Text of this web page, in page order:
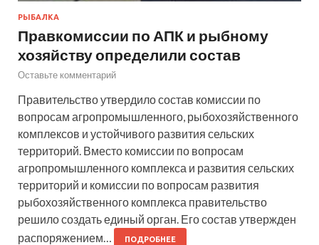
РЫБАЛКА
Правкомиссии по АПК и рыбному
хозяйству определили состав
Оставьте комментарий
Правительство утвердило состав комиссии по
вопросам агропромышленного, рыбохозяйственного
комплексов и устойчивого развития сельских
территорий. Вместо комиссии по вопросам
агропромышленного комплекса и развития сельских
территорий и комиссии по вопросам развития
рыбохозяйственного комплекса правительство
решило создать единый орган. Его состав утвержден
распоряжением…
ПОДРОБНЕЕ